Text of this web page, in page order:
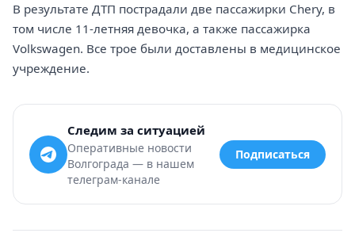
В результате ДТП пострадали две пассажирки Chery, в
том числе 11-летняя девочка, а также пассажирка
Volkswagen. Все трое были доставлены в медицинское
учреждение.
Следим за ситуацией
Оперативные новости
Волгограда — в нашем
телеграм-канале
Подписаться